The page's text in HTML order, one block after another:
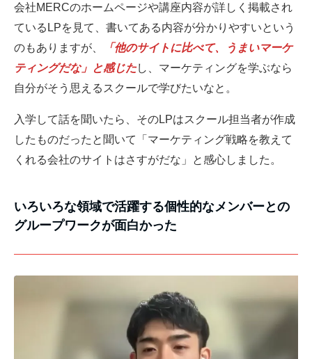
会社MERCのホームページや講座内容が詳しく掲載され
ているLPを見て、書いてある内容が分かりやすいという
のもありますが、
「他のサイトに比べて、うまいマーケ
ティングだな」と感じたし、マーケティングを学ぶなら
自分がそう思えるスクールで学びたいなと。
入学して話を聞いたら、そのLPはスクール担当者が作成
したものだったと聞いて「マーケティング戦略を教えて
くれる会社のサイトはさすがだな」と感心しました。
いろいろな領域で活躍する個性的なメンバーとの
グループワークが面白かった